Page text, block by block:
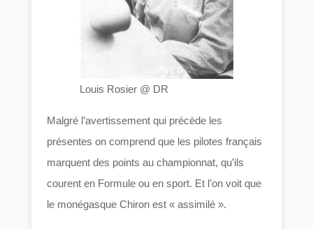
Louis Rosier @ DR
Malgré l’avertissement qui précède les
présentes on comprend que les pilotes français
marquent des points au championnat, qu’ils
courent en Formule ou en sport. Et l’on voit que
le monégasque Chiron est « assimilé ».